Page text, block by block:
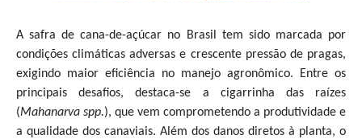
A safra de cana-de-açúcar no Brasil tem sido marcada por
condições climáticas adversas e crescente pressão de pragas,
exigindo maior eficiência no manejo agronômico. Entre os
principais desafios, destaca-se a cigarrinha das raízes
(Mahanarva spp.), que vem comprometendo a produtividade e
a qualidade dos canaviais. Além dos danos diretos à planta, o